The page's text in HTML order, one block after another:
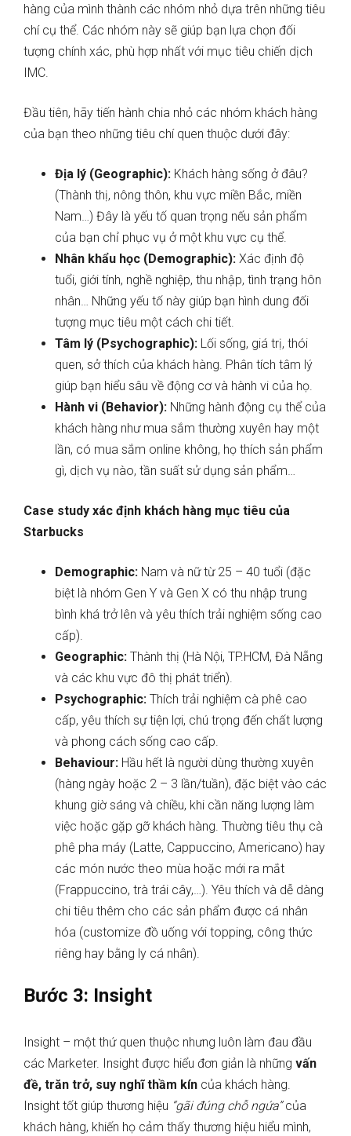
hàng của mình thành các nhóm nhỏ dựa trên những tiêu
chí cụ thể. Các nhóm này sẽ giúp bạn lựa chọn đối
tượng chính xác, phù hợp nhất với mục tiêu chiến dịch
IMC.
Đầu tiên, hãy tiến hành chia nhỏ các nhóm khách hàng
của bạn theo những tiêu chí quen thuộc dưới đây:
Địa lý (Geographic): Khách hàng sống ở đâu?
(Thành thị, nông thôn, khu vực miền Bắc, miền
Nam…) Đây là yếu tố quan trọng nếu sản phẩm
của bạn chỉ phục vụ ở một khu vực cụ thể.
Nhân khẩu học (Demographic): Xác định độ
tuổi, giới tính, nghề nghiệp, thu nhập, tình trạng hôn
nhân… Những yếu tố này giúp bạn hình dung đối
tượng mục tiêu một cách chi tiết.
Tâm lý (Psychographic): Lối sống, giá trị, thói
quen, sở thích của khách hàng. Phân tích tâm lý
giúp bạn hiểu sâu về động cơ và hành vi của họ.
Hành vi (Behavior): Những hành động cụ thể của
khách hàng như mua sắm thường xuyên hay một
lần, có mua sắm online không, họ thích sản phẩm
gì, dịch vụ nào, tần suất sử dụng sản phẩm…
Case study xác định khách hàng mục tiêu của
Starbucks
Demographic: Nam và nữ từ 25 – 40 tuổi (đặc
biệt là nhóm Gen Y và Gen X có thu nhập trung
bình khá trở lên và yêu thích trải nghiệm sống cao
cấp).
Geographic: Thành thị (Hà Nội, TP.HCM, Đà Nẵng
và các khu vực đô thị phát triển).
Psychographic: Thích trải nghiệm cà phê cao
cấp, yêu thích sự tiện lợi, chú trọng đến chất lượng
và phong cách sống cao cấp.
Behaviour: Hầu hết là người dùng thường xuyên
(hàng ngày hoặc 2 – 3 lần/tuần), đặc biệt vào các
khung giờ sáng và chiều, khi cần năng lượng làm
việc hoặc gặp gỡ khách hàng. Thường tiêu thụ cà
phê pha máy (Latte, Cappuccino, Americano) hay
các món nước theo mùa hoặc mới ra mắt
(Frappuccino, trà trái cây,…). Yêu thích và dễ dàng
chi tiêu thêm cho các sản phẩm được cá nhân
hóa (customize đồ uống với topping, công thức
riêng hay bằng ly cá nhân).
Bước 3: Insight
Insight – một thứ quen thuộc nhưng luôn làm đau đầu
các Marketer. Insight được hiểu đơn giản là những vấn
đề, trăn trở, suy nghĩ thầm kín của khách hàng.
Insight tốt giúp thương hiệu “gãi đúng chỗ ngứa”của
khách hàng, khiến họ cảm thấy thương hiệu hiểu mình,